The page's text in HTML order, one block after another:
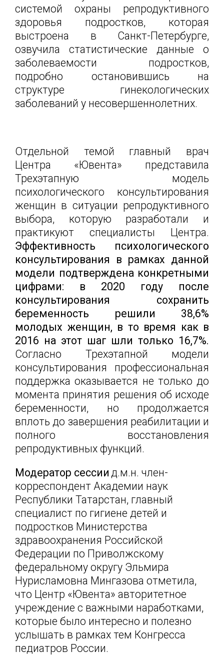
системой охраны репродуктивного
здоровья подростков, которая
выстроена в Санкт-Петербурге,
озвучила статистические данные о
заболеваемости подростков,
подробно остановившись на
структуре гинекологических
заболеваний у несовершеннолетних.
Отдельной темой главный врач
Центра «Ювента» представила
Трехэтапную модель
психологического консультирования
женщин в ситуации репродуктивного
выбора, которую разработали и
практикуют специалисты Центра.
Эффективность психологического
консультирования в рамках данной
модели подтверждена конкретными
цифрами: в 2020 году после
консультирования сохранить
беременность решили 38,6%
молодых женщин, в то время как в
2016 на этот шаг шли только 16,7%.
Согласно Трехэтапной модели
консультирования профессиональная
поддержка оказывается не только до
момента принятия решения об исходе
беременности, но продолжается
вплоть до завершения реабилитации и
полного восстановления
репродуктивных функций.
Модератор сессии д.м.н. член-
корреспондент Академии наук
Республики Татарстан, главный
специалист по гигиене детей и
подростков Министерства
здравоохранения Российской
Федерации по Приволжскому
федеральному округу Эльмира
Нурисламовна Мингазова отметила,
что Центр «Ювента» авторитетное
учреждение с важными наработками,
которые было интересно и полезно
услышать в рамках тем Конгресса
педиатров России.